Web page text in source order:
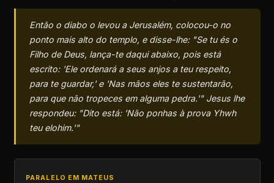
Então o diabo o levou a Jerusalém, colocou-o no
ponto mais alto do templo, e disse-lhe: "Se tu és o
Filho de Deus, lança-te daqui abaixo, pois está
escrito: 'Ele ordenará a seus anjos a teu respeito,
para te guardar,' e 'Nas mãos eles te sustentarão,
para que não tropeces em alguma pedra.'" Jesus lhe
respondeu: "Dito está: 'Não ponhas à prova Yhwh
teu elohim.'"
PARALELO EM MATEUS